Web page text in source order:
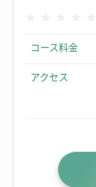
コース料金
アクセス